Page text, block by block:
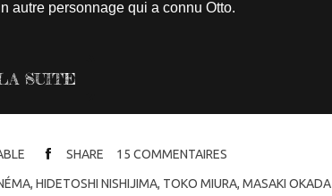
autre personnage qui a connu Otto.
SUITE
SHARE 15 COMMENTAIRES
,HIDETOSHI NISHIJIMA, TOKO MIURA,MASAKI OKADA